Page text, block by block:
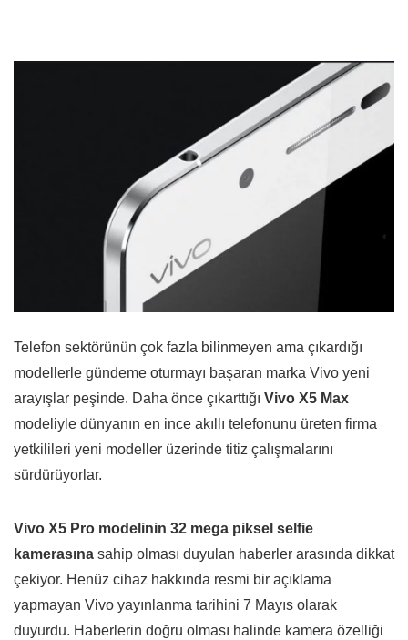
Telefon sektörünün çok fazla bilinmeyen ama çıkardığı
modellerle gündeme oturmayı başaran marka Vivo yeni
arayışlar peşinde. Daha önce çıkarttığı Vivo X5 Max
modeliyle dünyanın en ince akıllı telefonunu üreten firma
yetkilileri yeni modeller üzerinde titiz çalışmalarını
sürdürüyorlar.
Vivo X5 Pro modelinin 32 mega piksel selfie
kamerasına sahip olması duyulan haberler arasında dikkat
çekiyor. Henüz cihaz hakkında resmi bir açıklama
yapmayan Vivo yayınlanma tarihini 7 Mayıs olarak
duyurdu. Haberlerin doğru olması halinde kamera özelliği